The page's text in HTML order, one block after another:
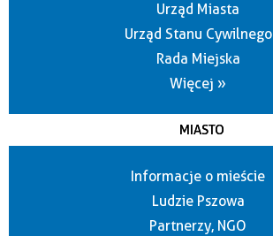
Urząd Miasta
Urząd Stanu Cywilnego
Rada Miejska
Więcej »
MIASTO
Informacje o mieście
Ludzie Pszowa
Partnerzy, NGO